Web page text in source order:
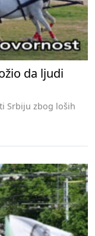
da ljudi
Srbiju zbog loših